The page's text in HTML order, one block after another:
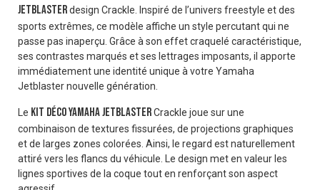
Jetblasterdesign Crackle. Inspiré de l’univers freestyle et des
sports extrêmes, ce modèle affiche un style percutant qui ne
passe pas inaperçu. Grâce à son effet craquelé caractéristique,
ses contrastes marqués et ses lettrages imposants, il apporte
immédiatement une identité unique à votre Yamaha
Jetblaster nouvelle génération.
Le Kit déco Yamaha JetblasterCrackle joue sur une
combinaison de textures fissurées, de projections graphiques
et de larges zones colorées. Ainsi, le regard est naturellement
attiré vers les flancs du véhicule. Le design met en valeur les
lignes sportives de la coque tout en renforçant son aspect